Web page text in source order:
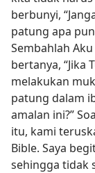
berbunyi,
patung apa
Sembahlah
bertanya,
melakukan
patung dalam
amalan ini?”
itu, kami
Bible. Saya
sehingga tidak